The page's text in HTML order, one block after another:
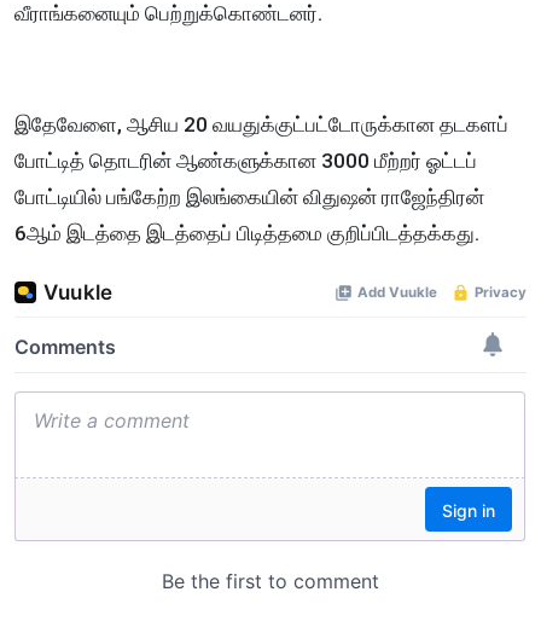
வீராங்கனையும் பெற்றுக்கொண்டனர்.
இதேவேளை, ஆசிய 20 வயதுக்குட்பட்டோருக்கான தடகளப்
போட்டித் தொடரின் ஆண்களுக்கான 3000 மீற்றர் ஓட்டப்
போட்டியில் பங்கேற்ற இலங்கையின் விதுஷன் ராஜேந்திரன்
6ஆம் இடத்தை இடத்தைப் பிடித்தமை குறிப்பிடத்தக்கது.